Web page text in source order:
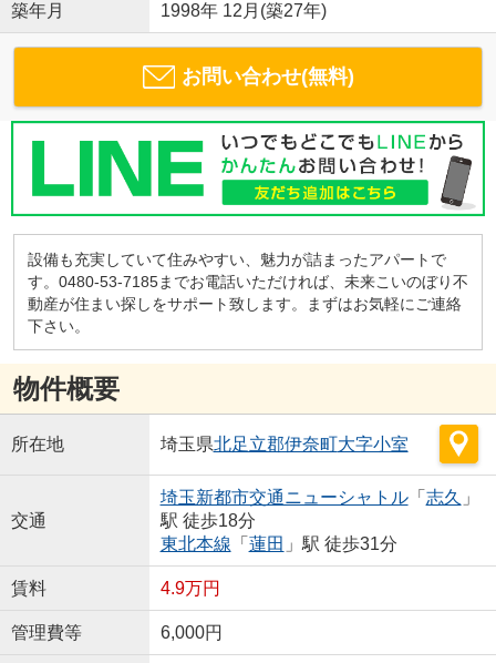
築年月 1998年 12月(築27年)
お問い合わせ(無料)
設備も充実していて住みやすい、魅力が詰まったアパートで
す。0480-53-7185までお電話いただければ、未来こいのぼり不
動産が住まい探しをサポート致します。まずはお気軽にご連絡
下さい。
物件概要
所在地 埼玉県北足立郡伊奈町大字小室
交通
埼玉新都市交通ニューシャトル「 志久 」
駅 徒歩18分
東北本線 「 蓮田 」駅 徒歩31分
賃料 4.9万円
管理費等 6,000円